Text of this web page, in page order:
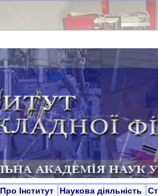
Про Інститут Наукова діяльність